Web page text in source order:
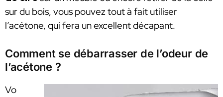
sur du bois, vous pouvez tout à fait utiliser
l’acétone, qui fera un excellent décapant.
Comment se débarrasser de l’odeur de
l’acétone ?
Vo